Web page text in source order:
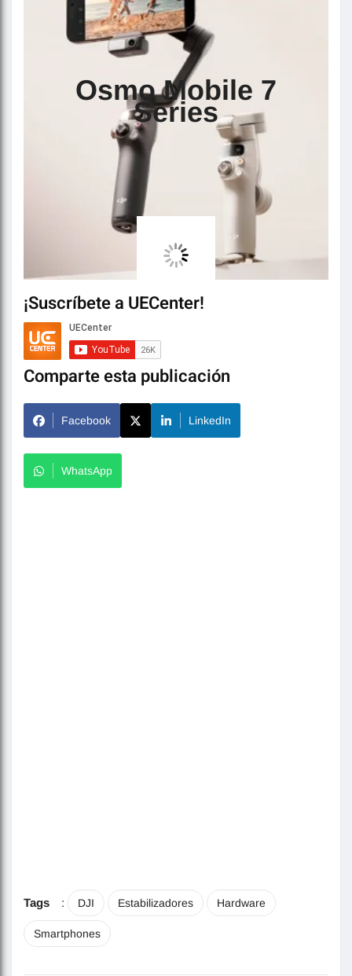
Osmo Mobile 7
Series
¡Suscríbete a UECenter!
Comparte esta publicación
Facebook LinkedIn
WhatsApp
Tags : DJI Estabilizadores Hardware
Smartphones